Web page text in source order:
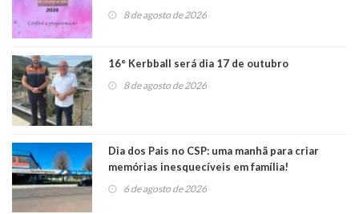
8 de agosto de 2026
16° Kerbball será dia 17 de outubro
8 de agosto de 2026
Dia dos Pais no CSP: uma manhã para criar
memórias inesquecíveis em família!
6 de agosto de 2026